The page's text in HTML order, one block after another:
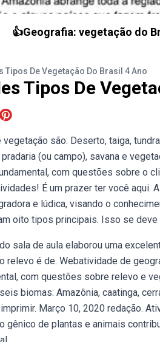
👍Geografia: vegetação do
Tipos De Vegetação Do Brasil 4 Ano
Tipos De
são: Deserto, taiga,
(ou campo), savana e
com questões sobre o
É um prazer ter você aqui.
e lúdica, visando o
oito tipos principais. Isso se
sala de aula elaborou uma
relevo é de. Webatividade de
com questões sobre relevo e
biomas: Amazônia, caatinga,
Março 10, 2020 redação.
gênico de plantas e animais